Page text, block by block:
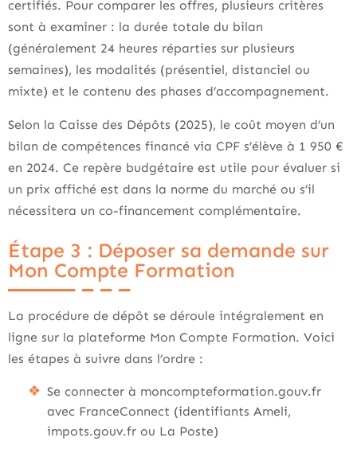
certifiés. Pour comparer les offres, plusieurs critères
sont à examiner : la durée totale du bilan
(généralement 24 heures réparties sur plusieurs
semaines), les modalités (présentiel, distanciel ou
mixte) et le contenu des phases d’accompagnement.
Selon la Caisse des Dépôts (2025), le coût moyen d’un
bilan de compétences financé via CPF s’élève à 1 950 €
en 2024. Ce repère budgétaire est utile pour évaluer si
un prix affiché est dans la norme du marché ou s’il
nécessitera un co-financement complémentaire.
Étape 3 : Déposer sa demande sur
Mon Compte Formation
La procédure de dépôt se déroule intégralement en
ligne sur la plateforme Mon Compte Formation. Voici
les étapes à suivre dans l’ordre :
Se connecter à moncompteformation.gouv.fr
avec FranceConnect (identifiants Ameli,
impots.gouv.fr ou La Poste)